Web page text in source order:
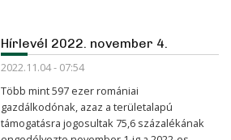
Hírlevél 2022. november 4.
2022.11.04 - 07:54
Több mint 597 ezer romániai
gazdálkodónak, azaz a területalapú
támogatásra jogosultak 75,6 százalékának